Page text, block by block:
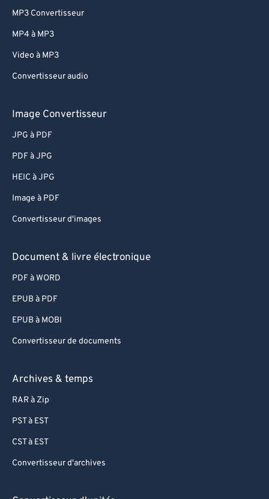
MP3 Convertisseur
MP4 à MP3
Video à MP3
Convertisseur audio
Image Convertisseur
JPG à PDF
PDF à JPG
HEIC à JPG
Image à PDF
Convertisseur d'images
Document & livre électronique
PDF à WORD
EPUB à PDF
EPUB à MOBI
Convertisseur de documents
Archives & temps
RAR à Zip
PST à EST
CST à EST
Convertisseur d'archives